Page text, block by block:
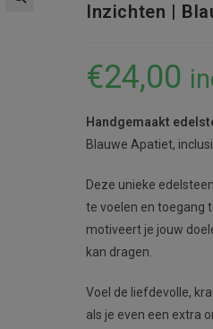
Inzichten |
€24,00
Handgemaakt
Blauwe Apatiet,
Deze unieke
te voelen en toegang
motiveert je jouw
kan dragen.
Voel de liefdevolle,
als je even een extra